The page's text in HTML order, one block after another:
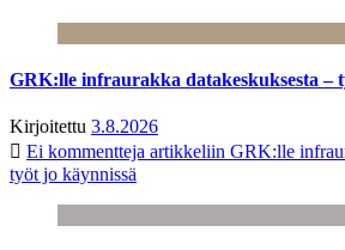
GRK:lle infraurakka datakeskuksesta –
Kirjoitettu 3.8.2026
Ei kommentteja artikkeliin GRK:lle
työt jo käynnissä